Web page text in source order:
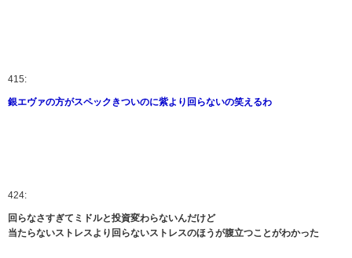
415:
銀エヴァの方がスペックきついのに紫より回らないの笑えるわ
424:
回らなさすぎてミドルと投資変わらないんだけど
当たらないストレスより回らないストレスのほうが腹立つことがわかった